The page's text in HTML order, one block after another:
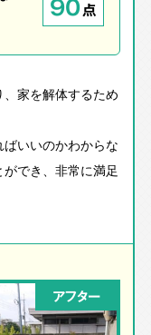
90点
家を解体するため
いいのかわからな
でき、非常に満足
アフター